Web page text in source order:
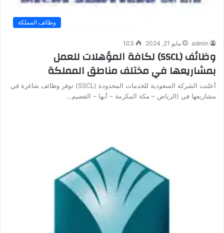
وظائف المملكة
admin مايو 21, 2024 103
وظائف (SSCL) لكافة المؤهلات للعمل
بمشاريعها في مختلف مناطق المملكة
أعلنت الشركة السعودية للخدمات المحدودة (SSCL) توفر وظائف شاغرة في
مشاريعها في (الرياض – مكة المكرمة – أبها – القصيم…